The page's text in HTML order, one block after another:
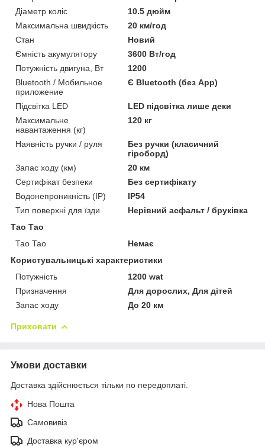
Діаметр коліс
10.5 дюйм
Максимальна швидкість
20 км/год
Стан
Новий
Ємність акумулятору
3600 Вт/год
Потужність двигуна, Вт
1200
Bluetooth / Мобильное
приложение
Є Bluetooth (без App)
Підсвітка LED
LED підсвітка лише деки
Максимальне
навантаження (кг)
120 кг
Наявність ручки / руля
Без ручки (класичний
гіроборд)
Запас ходу (км)
20 км
Сертифікат безпеки
Без сертифікату
Водонепроникність (IP)
IP54
Тип поверхні для їзди
Нерівний асфальт / бруківка
Тао Тао
Тао Тао
Немає
Користувальницькі характеристики
Потужність
1200 wat
Призначення
Для дорослих, Для дітей
Запас ходу
До 20 км
Приховати
Умови доставки
Доставка здійснюється тільки по передоплаті.
Нова Пошта
Самовивіз
Доставка кур'єром